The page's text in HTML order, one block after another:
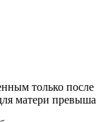
только
матери